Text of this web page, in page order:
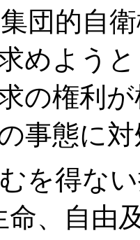
団的自
めよう
の権利
事態に
むを得な
命、自由